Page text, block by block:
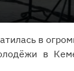
в
в